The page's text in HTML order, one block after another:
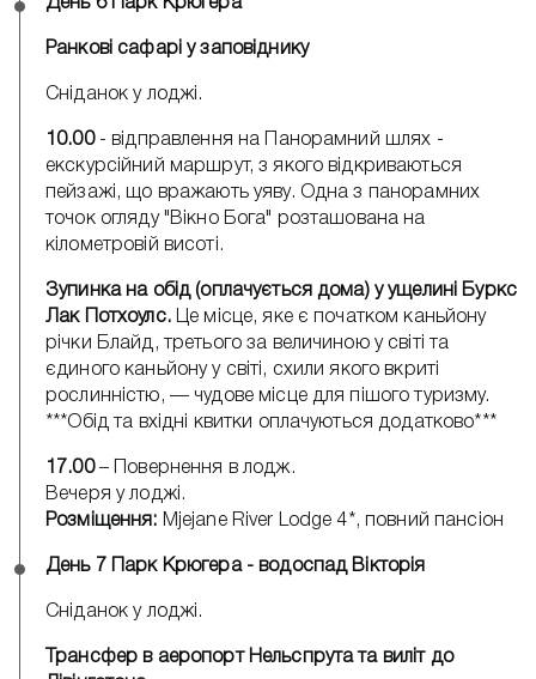
День 6 Парк Крюгера
Ранкові сафарі у заповіднику
Сніданок у лоджі.
10.00- відправлення на Панорамний шлях -
екскурсійний маршрут, з якого відкриваються
пейзажі, що вражають уяву. Одна з панорамних
точок огляду "Вікно Бога" розташована на
кілометровій висоті.
Зупинка на обід (оплачується дома) у ущелині Буркс
Лак Потхоулс. Це місце, яке є початком каньйону
річки Блайд, третього за величиною у світі та
єдиного каньйону у світі, схили якого вкриті
рослинністю, — чудове місце для пішого туризму.
***Обід та вхідні квитки оплачуються додатково***
17.00– Повернення в лодж.
Вечеря у лоджі.
Розміщення: Mjejane River Lodge 4*, повний пансіон
День 7 Парк Крюгера - водоспад Вікторія
Сніданок у лоджі.
Трансфер в аеропорт Нельспрута та виліт до